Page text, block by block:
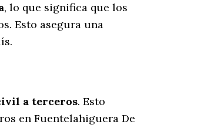
, lo que significa que los
. Esto asegura una
a terceros. Esto
en Fuentelahiguera De